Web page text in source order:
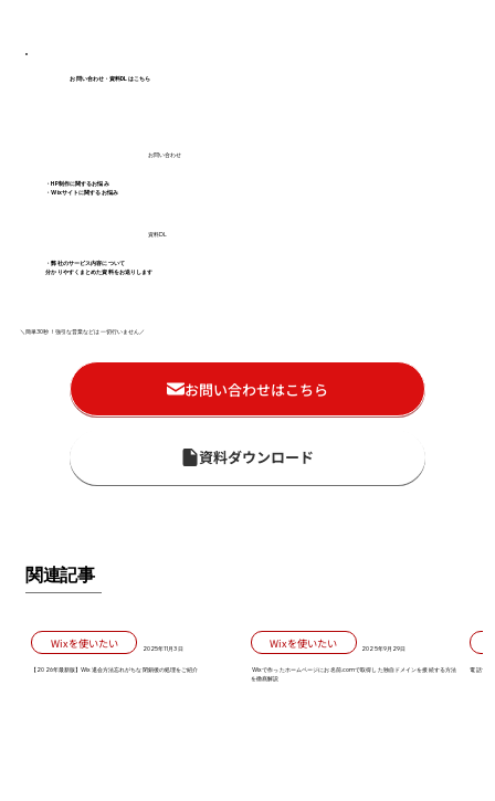
お問い合わせ・資料DLはこちら
お問い合わせ
・HP制作に関するお悩み
・Wixサイトに関するお悩み
資料DL
・弊社のサービス内容について
分かりやすくまとめた資料をお送りします
＼簡単30秒！強引な営業などは一切行いません／
お問い合わせはこちら
資料ダウンロード
関連記事
Wixを使いたい 2025年11月3日
【2026年最新版】Wix退会方法忘れがちな閉鎖後の処理をご紹介
Wixを使いたい 2025年9月29日
Wixで作ったホームページにお名前.comで取得した独自ドメインを接続する方法
を徹底解説
電話で対